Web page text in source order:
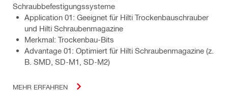
Schraubbefestigungssysteme
Application 01: Geeignet für Hilti Trockenbauschrauber
und Hilti Schraubenmagazine
Merkmal: Trockenbau-Bits
Advantage 01: Optimiert für Hilti Schraubenmagazine (z.
B. SMD, SD-M1, SD-M2)
MEHR ERFAHREN